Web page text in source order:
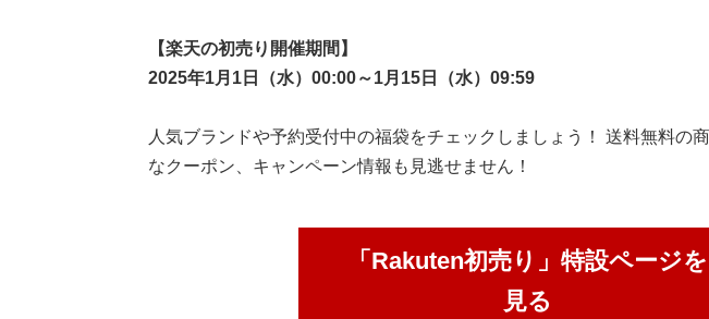
【楽天の初売り開催期間】
2025年1月1日（水）00:00～1月15日（水）09:59
人気ブランドや予約受付中の福袋をチェックしましょう！ 送料無料の
なクーポン、キャンペーン情報も見逃せません！
「Rakuten初売り」特設ページを
見る